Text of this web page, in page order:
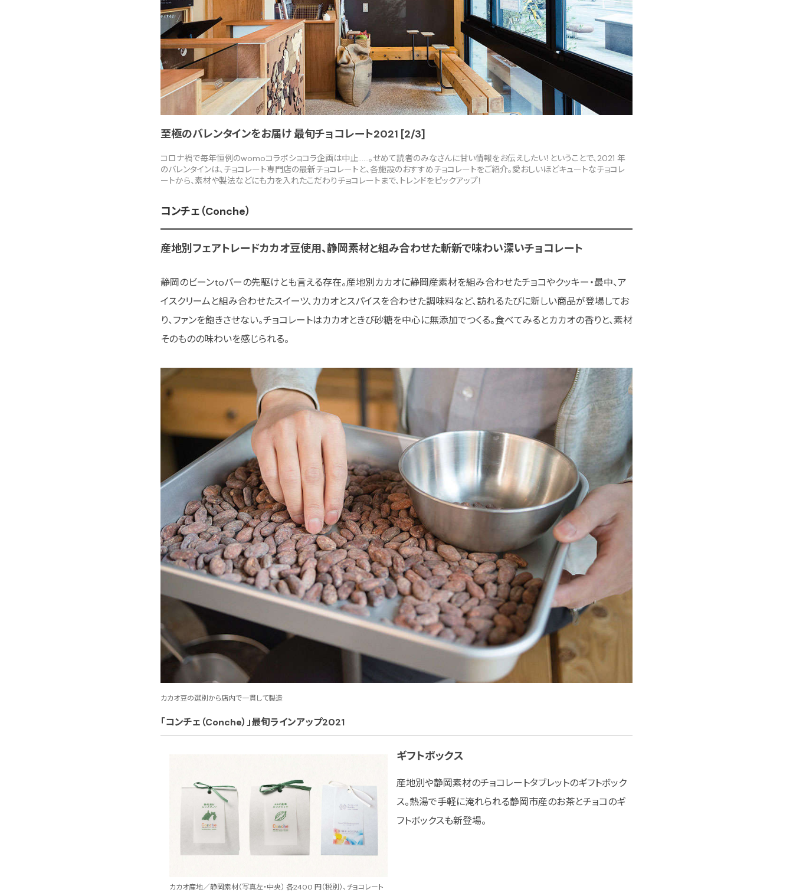
至極のバレンタインをお届け 最旬チョコレート2021 [2/3]
コロナ禍で毎年恒例のwomoコラボショコラ企画は中止……。せめて読者のみなさんに甘い情報をお伝えしたい！ということで、2021 年
のバレンタインは、チョコレート専門店の最新チョコレートと、各施設のおすすめチョコレートをご紹介。愛おしいほどキュートなチョコレ
ートから、素材や製法などにも力を入れたこだわりチョコレートまで、トレンドをピックアップ！
コンチェ（Conche）
産地別フェアトレードカカオ豆使用、静岡素材と組み合わせた斬新で味わい深いチョコレート
静岡のビーンtoバーの先駆けとも言える存在。産地別カカオに静岡産素材を組み合わせたチョコやクッキー・最中、ア
イスクリームと組み合わせたスイーツ、カカオとスパイスを合わせた調味料など、訪れるたびに新しい商品が登場してお
り、ファンを飽きさせない。チョコレートはカカオときび砂糖を中心に無添加でつくる。食べてみるとカカオの香りと、素材
そのものの味わいを感じられる。
カカオ豆の選別から店内で一貫して製造
「コンチェ（Conche）」最旬ラインアップ2021
カカオ産地／静岡素材（写真左・中央） 各2400 円（税別）、チョコレート
ギフトボックス
産地別や静岡素材のチョコレートタブレットのギフトボック
ス。熱湯で手軽に淹れられる静岡市産のお茶とチョコのギ
フトボックスも新登場。